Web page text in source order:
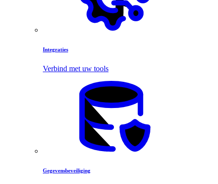
Integraties
Verbind met uw tools
Gegevensbeveiliging